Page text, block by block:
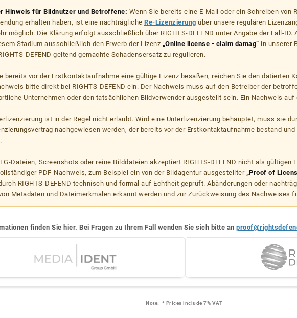
Hinweis für Bildnutzer und Betroffene: Wenn Sie bereits eine E-Mail oder ein Schreiben von
erhalten haben, ist eine nachträgliche Re-Lizenzierung über unsere regulären
möglich. Die Klärung erfolgt ausschließlich über RIGHTS-DEFEND unter Angabe der Fall-ID.
Stadium ausschließlich den Erwerb der Lizenz „Online license - claim damag“ in unserer
DEFEND geltend gemachte Schadensersatz zu regulieren.
bereits vor der Erstkontaktaufnahme eine gültige Lizenz besaßen, reichen Sie den datierten
bitte direkt bei RIGHTS-DEFEND ein. Der Nachweis muss auf den Betreiber der
Unternehmen oder den tatsächlichen Bildverwender ausgestellt sein. Ein Nachweis
ist in der Regel nicht erlaubt. Wird eine Unterlizenzierung behauptet, muss sie
nachgewiesen werden, der bereits vor der Erstkontaktaufnahme bestand
Dateien, Screenshots oder reine Bilddateien akzeptiert RIGHTS-DEFEND nicht als gültigen
PDF-Nachweis, zum Beispiel ein von der Bildagentur ausgestellter „Proof of
RIGHTS-DEFEND technisch und formal auf Echtheit geprüft. Abänderungen oder
Metadaten und Dateimerkmalen erkannt werden und zur Zurückweisung des Nachweises
finden Sie hier. Bei Fragen zu Ihrem Fall wenden Sie sich bitte an
Note: * Prices include 7% VAT